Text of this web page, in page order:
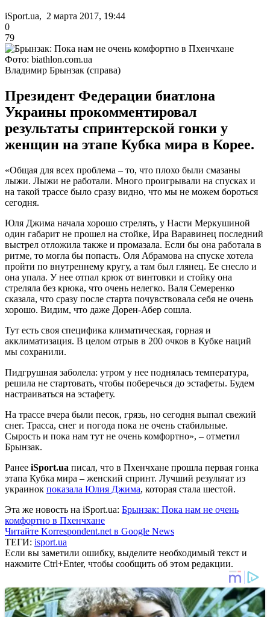
iSport.ua, 2 марта 2017, 19:44
0
79
Фото: biathlon.com.ua
Владимир Брынзак (справа)
Президент Федерации биатлона
Украины прокомментировал
результаты спринтерской гонки у
женщин на этапе Кубка мира в Корее.
«Общая для всех проблема – то, что плохо были смазаны
лыжи. Лыжи не работали. Много проигрывали на спусках и
на такой трассе было сразу видно, что мы не можем бороться
сегодня.
Юля Джима начала хорошо стрелять, у Насти Меркушиной
один габарит не прошел на стойке, Ира Варавинец последний
выстрел отложила также и промазала. Если бы она работала в
ритме, то могла бы попасть. Оля Абрамова на спуске хотела
пройти по внутреннему кругу, а там был глянец. Ее снесло и
она упала. У нее отпал крюк от винтовки и стойку она
стреляла без крюка, что очень нелегко. Валя Семеренко
сказала, что сразу после старта почувствовала себя не очень
хорошо. Видим, что даже Дорен-Абер сошла.
Тут есть своя специфика климатическая, горная и
акклиматизация. В целом отрыв в 200 очков в Кубке наций
мы сохранили.
Пидгрушная заболела: утром у нее поднялась температура,
решила не стартовать, чтобы поберечься до эстафеты. Будем
настраиваться на эстафету.
На трассе вчера были песок, грязь, но сегодня выпал свежий
снег. Трасса, снег и погода пока не очень стабильные.
Сырость и пока нам тут не очень комфортно», – отметил
Брынзак.
Ранее iSport.ua писал, что в Пхенчхане прошла первая гонка
этапа Кубка мира – женский спринт. Лучший результат из
украинок показала Юлия Джима, которая стала шестой.
Эта же новость на iSport.ua: Брынзак: Пока нам не очень
комфортно в Пхенчхане
Читайте Korrespondent.net в Google News
ТЕГИ: isport.ua
Если вы заметили ошибку, выделите необходимый текст и
нажмите Ctrl+Enter, чтобы сообщить об этом редакции.